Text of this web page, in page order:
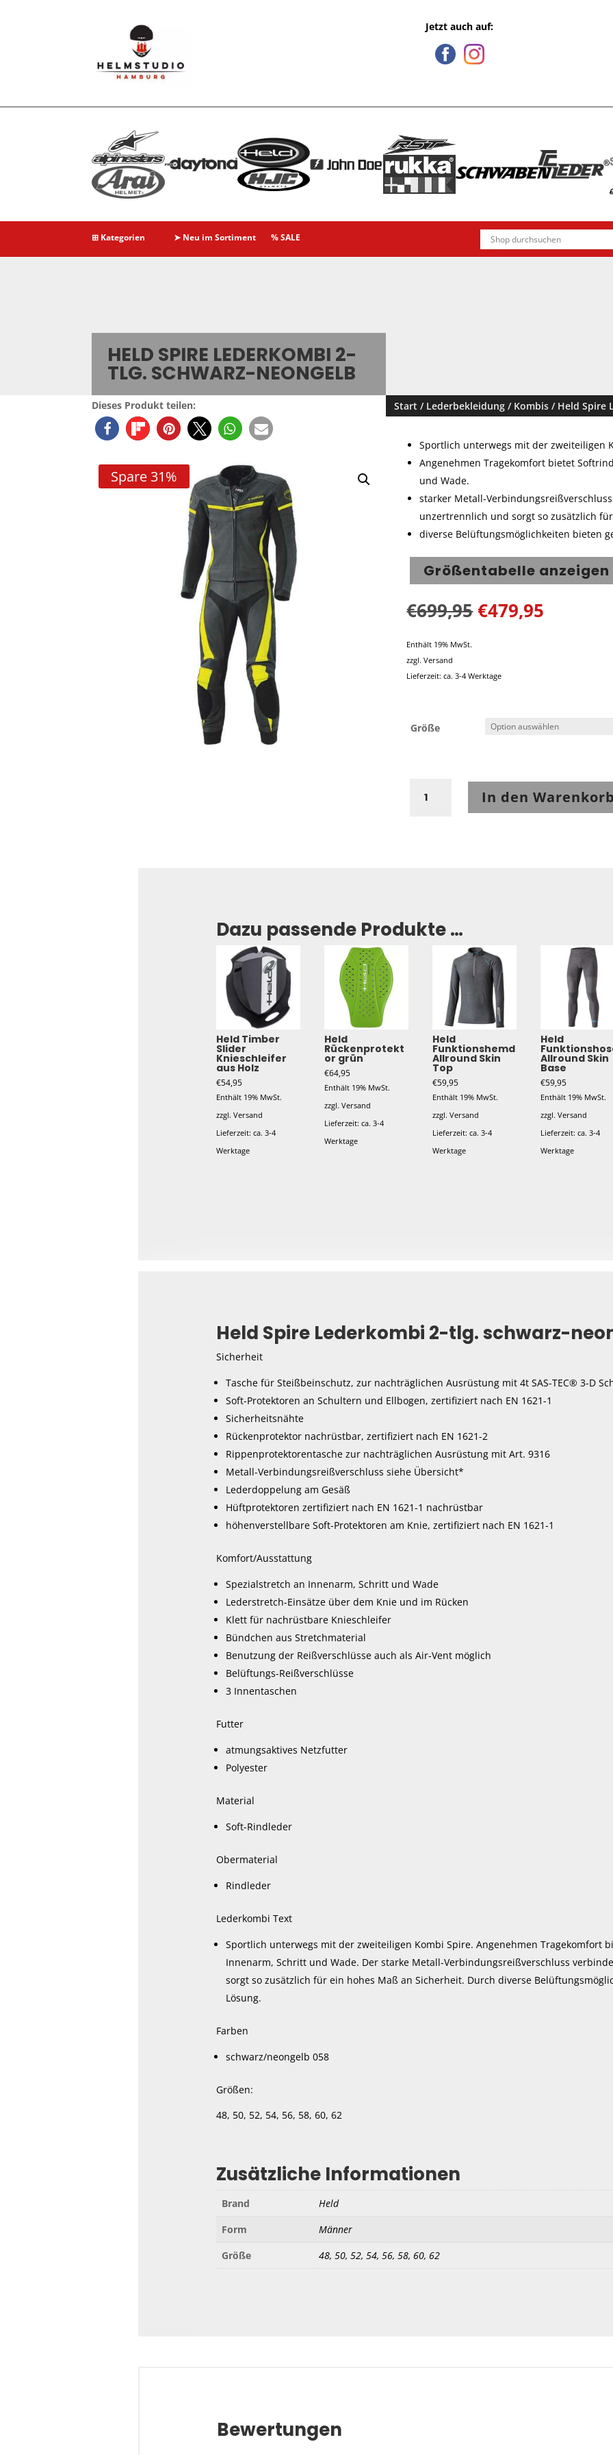
Jetzt auch auf:
⊞ Kategorien ➤ Neu im Sortiment % SALE
HELD SPIRE LEDERKOMBI 2-
TLG. SCHWARZ-NEONGELB
Dieses Produkt teilen:
Spare 31%
Start / Lederbekleidung / Kombis / Held Spire
Sportlich unterwegs mit der zweiteiligen
Angenehmen Tragekomfort bietet
und Wade.
starker Metall-
unzertrennlich und sorgt so zusätzlich
diverse Belüftungsmöglichkeiten bieten
Größentabelle anzeigen
€699,95€479,95
Enthält 19% MwSt.
zzgl.Versand
Lieferzeit: ca. 3-4 Werktage
Größe
Spire
In den
Dazu passende Produkte …
Held Timber
Slider
Knieschleifer
aus Holz
€54,95
Enthält 19% MwSt.
zzgl. Versand
Lieferzeit: ca. 3-4
Werktage
Held
Rückenprotekt
or grün
€64,95
Enthält 19% MwSt.
zzgl. Versand
Lieferzeit: ca. 3-4
Werktage
auf
gewählt
werden
Held
Funktionshemd
Allround Skin
Top
€59,95
Enthält 19% MwSt.
zzgl.Versand
Lieferzeit: ca. 3-4
Werktage
auf
Held
Allround Skin
Base
€59,95
Enthält 19% MwSt.
zzgl.Versand
Lieferzeit: ca. 3-4
Werktage
auf
Held Spire Lederkombi 2-tlg. schwarz-
Sicherheit
Tasche für Steißbeinschutz, zur nachträglichen Ausrüstung mit 4t SAS-TEC® 3-D
Soft-Protektoren an Schultern und Ellbogen, zertifiziert nach EN 1621-1
Sicherheitsnähte
Rückenprotektor nachrüstbar, zertifiziert nach EN 1621-2
Rippenprotektorentasche zur nachträglichen Ausrüstung mit Art. 9316
Metall-Verbindungsreißverschluss siehe Übersicht*
Lederdoppelung am Gesäß
Hüftprotektoren zertifiziert nach EN 1621-1 nachrüstbar
höhenverstellbare Soft-Protektoren am Knie, zertifiziert nach EN 1621-1
Komfort/Ausstattung
Spezialstretch an Innenarm, Schritt und Wade
Lederstretch-Einsätze über dem Knie und im Rücken
Klett für nachrüstbare Knieschleifer
Bündchen aus Stretchmaterial
Benutzung der Reißverschlüsse auch als Air-Vent möglich
Belüftungs-Reißverschlüsse
3 Innentaschen
Futter
atmungsaktives Netzfutter
Polyester
Material
Soft-Rindleder
Obermaterial
Rindleder
Lederkombi Text
Sportlich unterwegs mit der zweiteiligen Kombi Spire. Angenehmen Tragekomfort
Innenarm, Schritt und Wade. Der starke Metall-Verbindungsreißverschluss
sorgt so zusätzlich für ein hohes Maß an Sicherheit. Durch diverse
Lösung.
Farben
schwarz/neongelb 058
Größen:
48, 50, 52, 54, 56, 58, 60, 62
Zusätzliche Informationen
Brand
Held
Form
Männer
Größe
48, 50, 52, 54, 56, 58, 60, 62
Bewertungen